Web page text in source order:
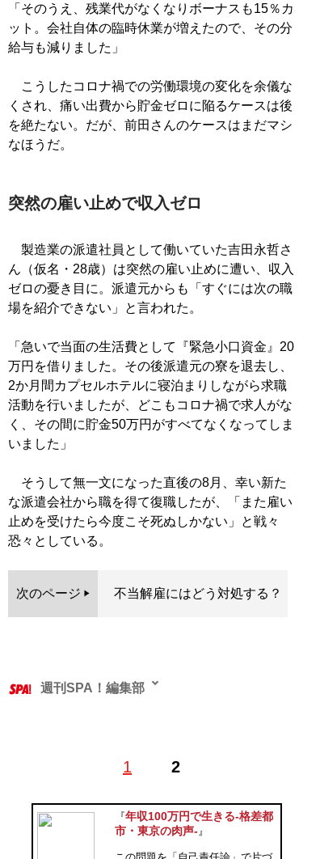
「そのうえ、残業代がなくなりボーナスも15％カ
ット。会社自体の臨時休業が増えたので、その分
給与も減りました」
こうしたコロナ禍での労働環境の変化を余儀な
くされ、痛い出費から貯金ゼロに陥るケースは後
を絶たない。だが、前田さんのケースはまだマシ
なほうだ。
突然の雇い止めで収入ゼロ
製造業の派遣社員として働いていた吉田永哲さ
ん（仮名・28歳）は突然の雇い止めに遭い、収入
ゼロの憂き目に。派遣元からも「すぐには次の職
場を紹介できない」と言われた。
「急いで当面の生活費として『緊急小口資金』20
万円を借りました。その後派遣元の寮を退去し、
2か月間カプセルホテルに寝泊まりしながら求職
活動を行いましたが、どこもコロナ禍で求人がな
く、その間に貯金50万円がすべてなくなってしま
いました」
そうして無一文になった直後の8月、幸い新た
な派遣会社から職を得て復職したが、「また雇い
止めを受けたら今度こそ死ぬしかない」と戦々
恐々としている。
次のページ 不当解雇にはどう対処する？
1 2
週刊SPA！編集部
『年収100万円で生きる-格差都
市・東京の肉声-』